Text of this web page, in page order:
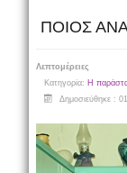
ΠΟΙΟΣ
Λεπτομέρειες
Κατηγορία: Η
Δημοσιεύθηκε :